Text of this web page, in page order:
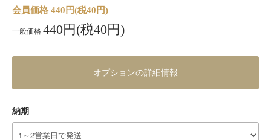
会員価格 440円(税40円)
一般価格 440円(税40円)
オプションの詳細情報
納期